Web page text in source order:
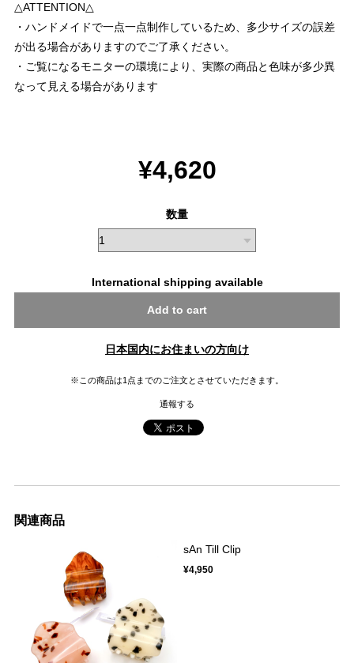
△ATTENTION△
・ハンドメイドで一点一点制作しているため、多少サイズの誤差
が出る場合がありますのでご了承ください。
・ご覧になるモニターの環境により、実際の商品と色味が多少異
なって見える場合があります
¥4,620
数量
International shipping available
Add to cart
日本国内にお住まいの方向け
※この商品は1点までのご注文とさせていただきます。
通報する
関連商品
sAn Till Clip
¥4,950